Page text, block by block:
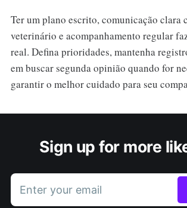
Ter um plano escrito, comunicação clara
veterinário e acompanhamento regular
real. Defina prioridades, mantenha
em buscar segunda opinião quando for
garantir o melhor cuidado para seu
Sign up for more
Enter your email